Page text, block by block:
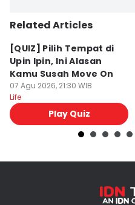
Related Articles
[QUIZ] Pilih Tempat di
Upin Ipin, Ini Alasan
Kamu Susah Move On
07 Agu 2026, 21:30 WIB
Life
Play Quiz